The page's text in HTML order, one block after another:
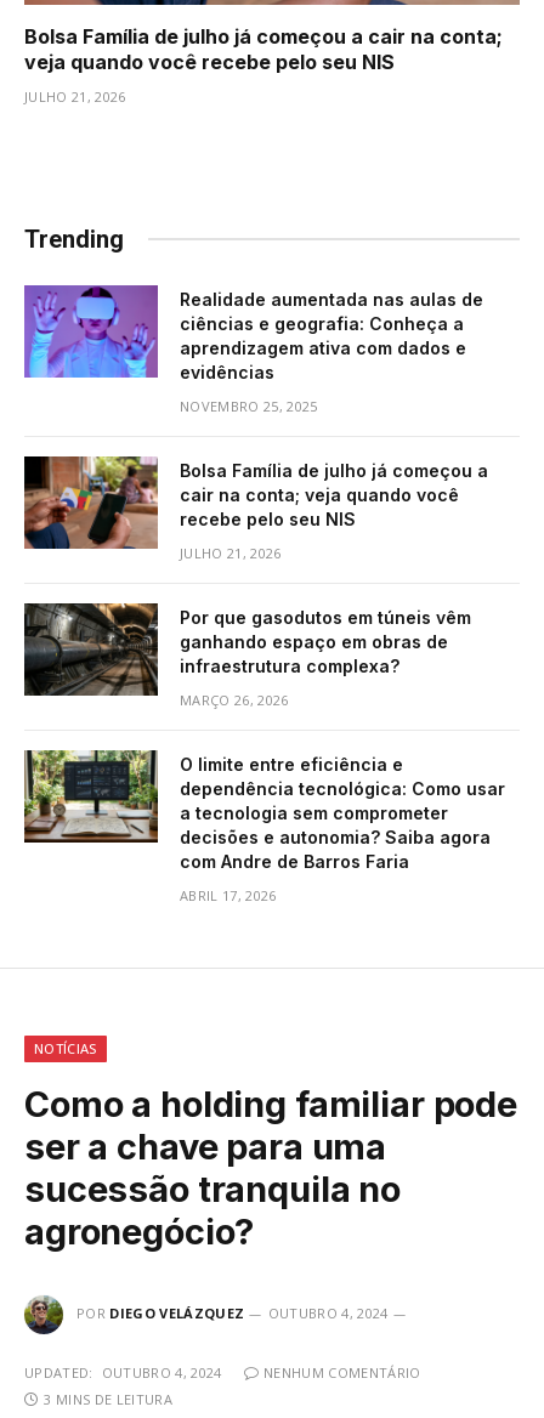
Bolsa Família de julho já começou a cair na conta;
veja quando você recebe pelo seu NIS
JULHO 21, 2026
Trending
Realidade aumentada nas aulas de
ciências e geografia: Conheça a
aprendizagem ativa com dados e
evidências
NOVEMBRO 25, 2025
Bolsa Família de julho já começou a
cair na conta; veja quando você
recebe pelo seu NIS
JULHO 21, 2026
Por que gasodutos em túneis vêm
ganhando espaço em obras de
infraestrutura complexa?
MARÇO 26, 2026
O limite entre eficiência e
dependência tecnológica: Como usar
a tecnologia sem comprometer
decisões e autonomia? Saiba agora
com Andre de Barros Faria
ABRIL 17, 2026
NOTÍCIAS
Como a holding familiar pode
ser a chave para uma
sucessão tranquila no
agronegócio?
POR DIEGO VELÁZQUEZ OUTUBRO 4, 2024
UPDATED: OUTUBRO 4, 2024
NENHUM COMENTÁRIO
3 MINS DE LEITURA